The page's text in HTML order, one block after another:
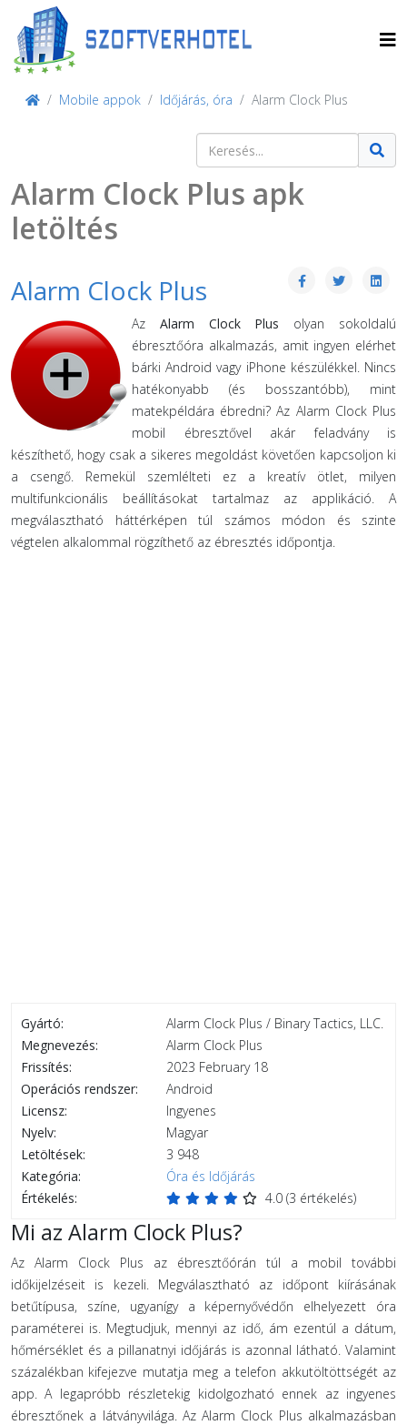
Mobile appok Időjárás, óra Alarm Clock Plus
Keresés
Alarm Clock Plus apk
letöltés
Alarm Clock Plus
Az Alarm Clock Plus olyan sokoldalú
ébresztőóra alkalmazás, amit ingyen elérhet
bárki Android vagy iPhone készülékkel. Nincs
hatékonyabb (és bosszantóbb), mint
matekpéldára ébredni? Az Alarm Clock Plus
mobil ébresztővel akár feladvány is
készíthető, hogy csak a sikeres megoldást követően kapcsoljon ki
a csengő. Remekül szemlélteti ez a kreatív ötlet, milyen
multifunkcionális beállításokat tartalmaz az applikáció. A
megválasztható háttérképen túl számos módon és szinte
végtelen alkalommal rögzíthető az ébresztés időpontja.
Gyártó:
Alarm Clock Plus / Binary Tactics, LLC.
Megnevezés:
Alarm Clock Plus
Frissítés:
2023 February 18
Operációs rendszer:
Android
Licensz:
Ingyenes
Nyelv:
Magyar
Letöltések:
3 948
Kategória:
Óra és Időjárás
Értékelés:
4.0 (3 értékelés)
Mi az Alarm Clock Plus?
Az Alarm Clock Plus az ébresztőórán túl a mobil további
időkijelzéseit is kezeli. Megválasztható az időpont kiírásának
betűtípusa, színe, ugyanígy a képernyővédőn elhelyezett óra
paraméterei is. Megtudjuk, mennyi az idő, ám ezentúl a dátum,
hőmérséklet és a pillanatnyi időjárás is azonnal látható. Valamint
százalékban kifejezve mutatja meg a telefon akkutöltöttségét az
app. A legapróbb részletekig kidolgozható ennek az ingyenes
ébresztőnek a látványvilága. Az Alarm Clock Plus alkalmazásban